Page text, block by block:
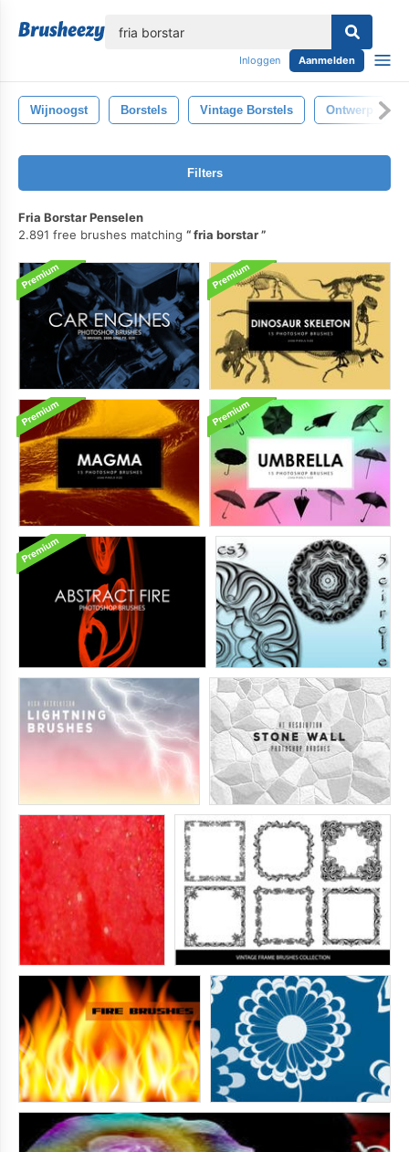
Inloggen Aanmelden
Wijnoogst Borstels Vintage Borstels Ontwerp
Filters
Fria Borstar Penselen
2.891 free brushes matching
fria borstar